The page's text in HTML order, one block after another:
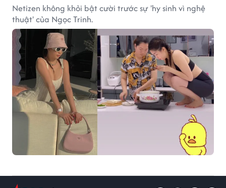
Netizen không khỏi bật cười trước sự 'hy sinh vì nghệ
thuật' của Ngọc Trinh.